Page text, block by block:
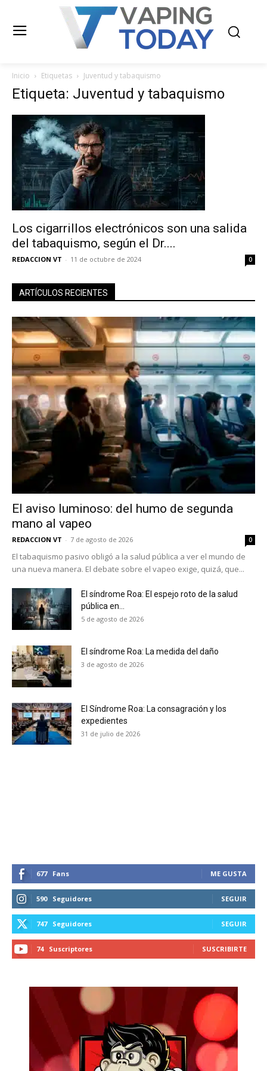
No te pierdas de las
receive all the news of vaping and
tobacco harm reduction in your email.
SUBSCRIBIRSE
Inicio Etiquetas Juventud y tabaquismo
Etiqueta: Juventud y tabaquismo
Los cigarrillos electrónicos son una salida
del tabaquismo, según el Dr....
REDACCION VT - 11 de octubre de 2024 0
ARTÍCULOS RECIENTES
El aviso luminoso: del humo de segunda
mano al vapeo
REDACCION VT - 7 de agosto de 2026 0
El tabaquismo pasivo obligó a la salud pública a ver el mundo de
una nueva manera. El debate sobre el vapeo exige, quizá, que...
El síndrome Roa: El espejo roto de la salud
pública en...
5 de agosto de 2026
El síndrome Roa: La medida del daño
3 de agosto de 2026
El Síndrome Roa: La consagración y los
expedientes
31 de julio de 2026
677 Fans ME GUSTA
590 Seguidores SEGUIR
747 Seguidores SEGUIR
74 Suscriptores SUSCRIBIRTE